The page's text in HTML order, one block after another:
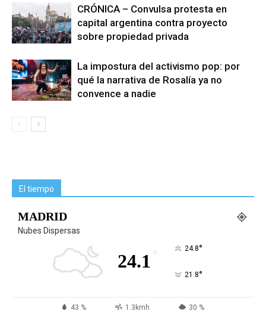
CRÓNICA – Convulsa protesta en
capital argentina contra proyecto
sobre propiedad privada
La impostura del activismo pop: por
qué la narrativa de Rosalía ya no
convence a nadie
El tiempo
MADRID
Nubes Dispersas
24.1 ° 24.8°
21.8°
43 % 1.3kmh 30 %